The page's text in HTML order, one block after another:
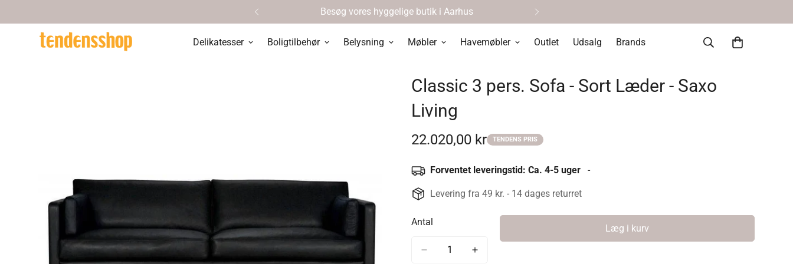
Besøg vores hyggelige butik i Aarhus
Delikatesser Boligtilbehør Belysning Møbler Havemøbler Outlet Udsalg Brands
Classic 3 pers. Sofa - Sort Læder - Saxo
Living
Udsalgspris
22.020,00 kr TENDENS PRIS
Forventet leveringstid: Ca. 4-5 uger -
Levering fra 49 kr. - 14 dages returret
Antal
Læg i kurv